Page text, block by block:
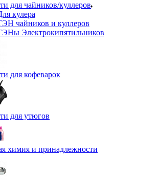
для чайников/куллеров
кулера
чайников и куллеров
Электрокипятильников
для кофеварок
для утюгов
химия и принадлежности